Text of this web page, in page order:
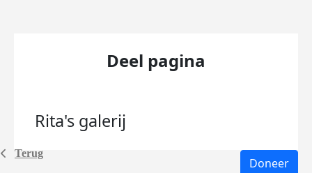
Terug
Deel pagina
Rita's galerij
Doneer